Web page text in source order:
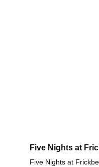
Five Nights at
Five Nights at